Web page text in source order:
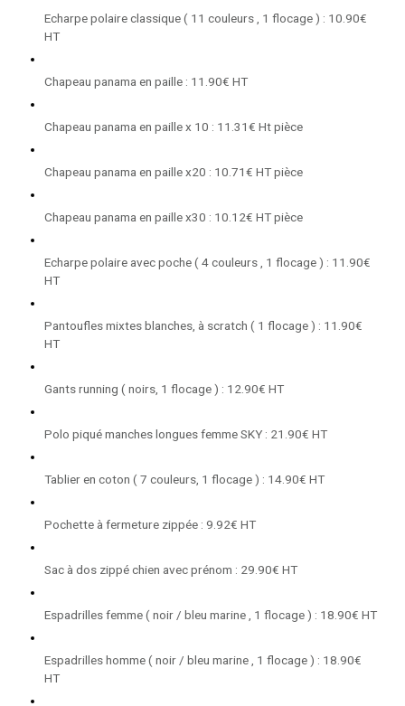
Echarpe polaire classique ( 11 couleurs , 1 flocage ) : 10.90€
HT
Chapeau panama en paille : 11.90€ HT
Chapeau panama en paille x 10 : 11.31€ Ht pièce
Chapeau panama en paille x20 : 10.71€ HT pièce
Chapeau panama en paille x30 : 10.12€ HT pièce
Echarpe polaire avec poche ( 4 couleurs , 1 flocage ) : 11.90€
HT
Pantoufles mixtes blanches, à scratch ( 1 flocage ) : 11.90€
HT
Gants running ( noirs, 1 flocage ) : 12.90€ HT
Polo piqué manches longues femme SKY : 21.90€ HT
Tablier en coton ( 7 couleurs, 1 flocage ) : 14.90€ HT
Pochette à fermeture zippée : 9.92€ HT
Sac à dos zippé chien avec prénom : 29.90€ HT
Espadrilles femme ( noir / bleu marine , 1 flocage ) : 18.90€ HT
Espadrilles homme ( noir / bleu marine , 1 flocage ) : 18.90€
HT